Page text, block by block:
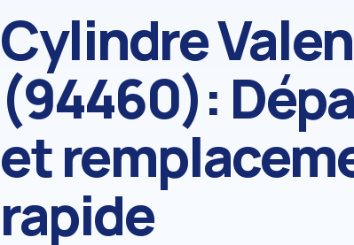
Cylindre
(94460):
et
rapide